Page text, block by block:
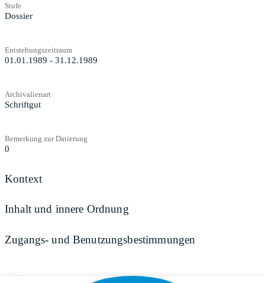
Stufe
Dossier
Entstehungszeitraum
01.01.1989 - 31.12.1989
Archivalienart
Schriftgut
Bemerkung zur Datierung
0
Kontext
Inhalt und innere Ordnung
Zugangs- und Benutzungsbestimmungen
Teilen